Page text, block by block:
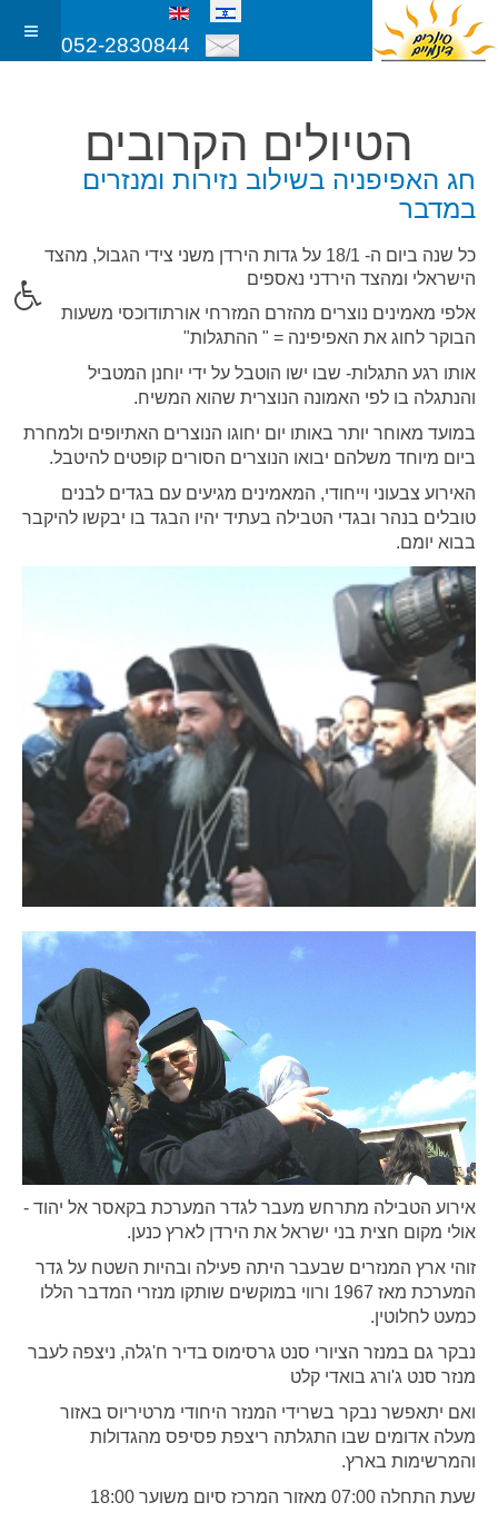
052-2830844
הטיולים הקרובים
חג האפיפניה בשילוב נזירות ומנזרים
במדבר
כל שנה ביום ה- 18/1 על גדות הירדן משני צידי הגבול, מהצד
הישראלי ומהצד הירדני נאספים
אלפי מאמינים נוצרים מהזרם המזרחי אורתודוכסי משעות
הבוקר לחוג את האפיפינה = " ההתגלות"
אותו רגע התגלות- שבו ישו הוטבל על ידי יוחנן המטביל
והנתגלה בו לפי האמונה הנוצרית שהוא המשיח.
במועד מאוחר יותר באותו יום יחוגו הנוצרים האתיופים ולמחרת
ביום מיוחד משלהם יבואו הנוצרים הסורים קופטים להיטבל.
האירוע צבעוני וייחודי, המאמינים מגיעים עם בגדים לבנים
טובלים בנהר ובגדי הטבילה בעתיד יהיו הבגד בו יבקשו להיקבר
בבוא יומם.
אירוע הטבילה מתרחש מעבר לגדר המערכת בקאסר אל יהוד -
אולי מקום חצית בני ישראל את הירדן לארץ כנען.
זוהי ארץ המנזרים שבעבר היתה פעילה ובהיות השטח על גדר
המערכת מאז 1967 ורווי במוקשים שותקו מנזרי המדבר הללו
כמעט לחלוטין.
נבקר גם במנזר הציורי סנט גרסימוס בדיר ח'גלה, ניצפה לעבר
מנזר סנט ג'ורג בואדי קלט
ואם יתאפשר נבקר בשרידי המנזר היחודי מרטיריוס באזור
מעלה אדומים שבו התגלתה ריצפת פסיפס מהגדולות
והמרשימות בארץ.
שעת התחלה 07:00 מאזור המרכז סיום משוער 18:00